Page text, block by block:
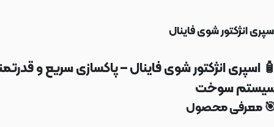
انژکتور شوی فاینال
🧴 اسپری انژکتور شوی فاینال – پاکسازی سریع و
سوخت
معرفی محصول